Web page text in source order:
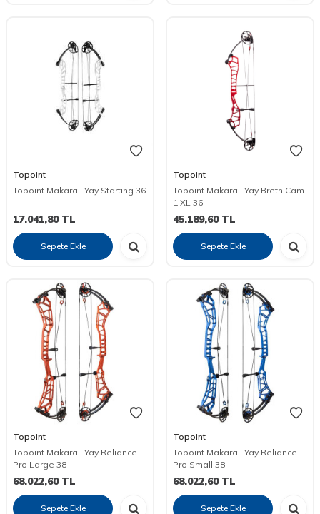
Topoint
Topoint Makaralı Yay Starting 36
17.041,80TL
Sepete Ekle
Topoint
Topoint Makaralı Yay Breth Cam
1 XL 36
45.189,60TL
Sepete Ekle
Topoint
Topoint Makaralı Yay Reliance
Pro Large 38
68.022,60TL
Sepete Ekle
Topoint
Topoint Makaralı Yay Reliance
Pro Small 38
68.022,60TL
Sepete Ekle